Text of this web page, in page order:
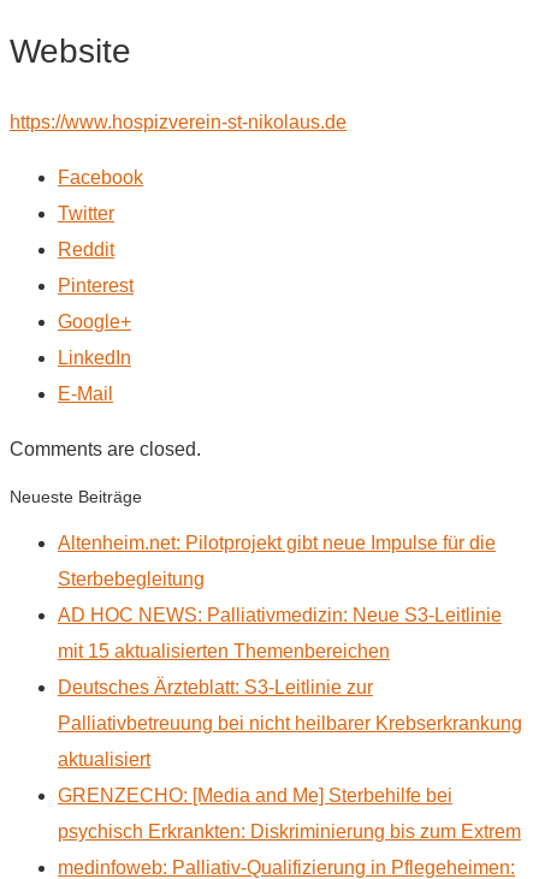
Website
https://www.hospizverein-st-nikolaus.de
Facebook
Twitter
Reddit
Pinterest
Google+
LinkedIn
E-Mail
Comments are closed.
Neueste Beiträge
Altenheim.net: Pilotprojekt gibt neue Impulse für die
Sterbebegleitung
AD HOC NEWS: Palliativmedizin: Neue S3-Leitlinie
mit 15 aktualisierten Themenbereichen
Deutsches Ärzteblatt: S3-Leitlinie zur
Palliativbetreuung bei nicht heilbarer Krebserkrankung
aktualisiert
GRENZECHO: [Media and Me] Sterbehilfe bei
psychisch Erkrankten: Diskriminierung bis zum Extrem
medinfoweb: Palliativ-Qualifizierung in Pflegeheimen: